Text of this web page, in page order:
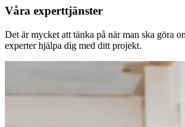
Våra experttjänster
Det är mycket att tänka på när man ska göra
experter hjälpa dig med ditt projekt.